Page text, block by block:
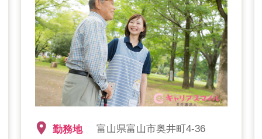
勤務地 富山県富山市奥井町4-36